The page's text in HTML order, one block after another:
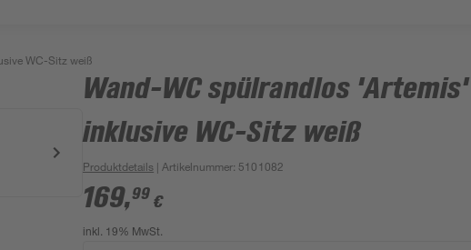
WC-Sitz weiß
Wand-WC spülrandlos 'Artemis'
inklusive WC-Sitz weiß
Produktdetails | Artikelnummer: 5101082
169,99 €
inkl. 19% MwSt.